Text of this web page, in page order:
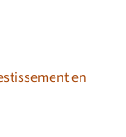
en